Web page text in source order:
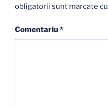
obligatorii sunt marcate cu
Comentariu*